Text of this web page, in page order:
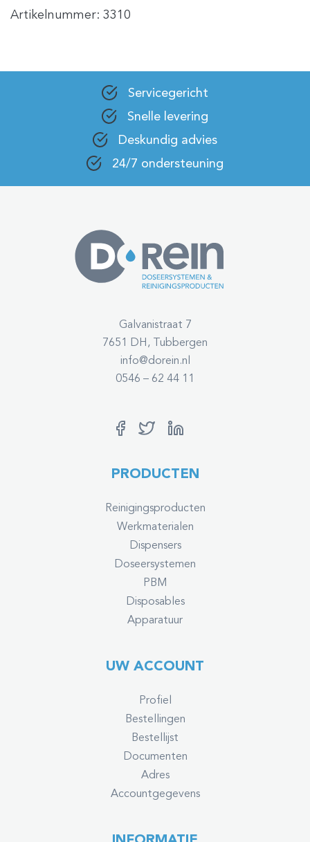
Artikelnummer: 3310
Servicegericht
Snelle levering
Deskundig advies
24/7 ondersteuning
Galvanistraat 7
7651 DH, Tubbergen
info@dorein.nl
0546 – 62 44 11
PRODUCTEN
Reinigingsproducten
Werkmaterialen
Dispensers
Doseersystemen
PBM
Disposables
Apparatuur
UW ACCOUNT
Profiel
Bestellingen
Bestellijst
Documenten
Adres
Accountgegevens